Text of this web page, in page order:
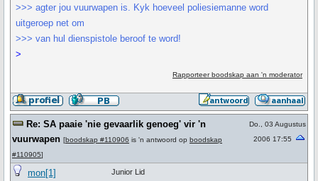
>>> agter jou vuurwapen is. Kyk hoeveel poliesiemanne word
uitgeroep net om
>>> van hul dienspistole beroof te word!
>
Rapporteer boodskap aan 'n moderator
Re: SA paaie 'nie gevaarlik genoeg' vir 'n
vuurwapen [boodskap #110906 is 'n antwoord op boodskap
#110905]
Do., 03 Augustus
2006 17:55
mon[1] Junior Lid